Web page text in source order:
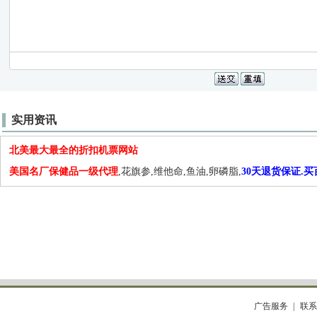
实用资讯
北美最大最全的折扣机票网站
美国名厂保健品一级代理,花旗参,维他命,鱼油,卵磷脂,30天退货保证.买
广告服务 联